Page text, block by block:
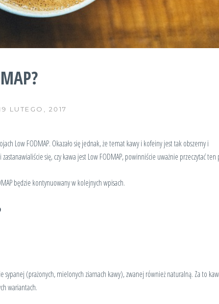
LUTEGO, 2017
Low FODMAP. Okazało się jednak, że temat kawy i kofeiny jest tak obszerny i
się, czy kawa jest Low FODMAP, powinniście uważnie przeczytać ten
będzie kontynuowany w kolejnych wpisach.
sypanej (prażonych, mielonych ziarnach kawy), zwanej również naturalną. Za to
wariantach.